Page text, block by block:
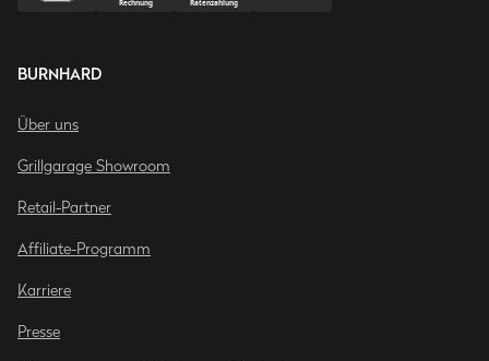
BURNHARD
Über uns
Grillgarage Showroom
Retail-Partner
Affiliate-Programm
Karriere
Presse